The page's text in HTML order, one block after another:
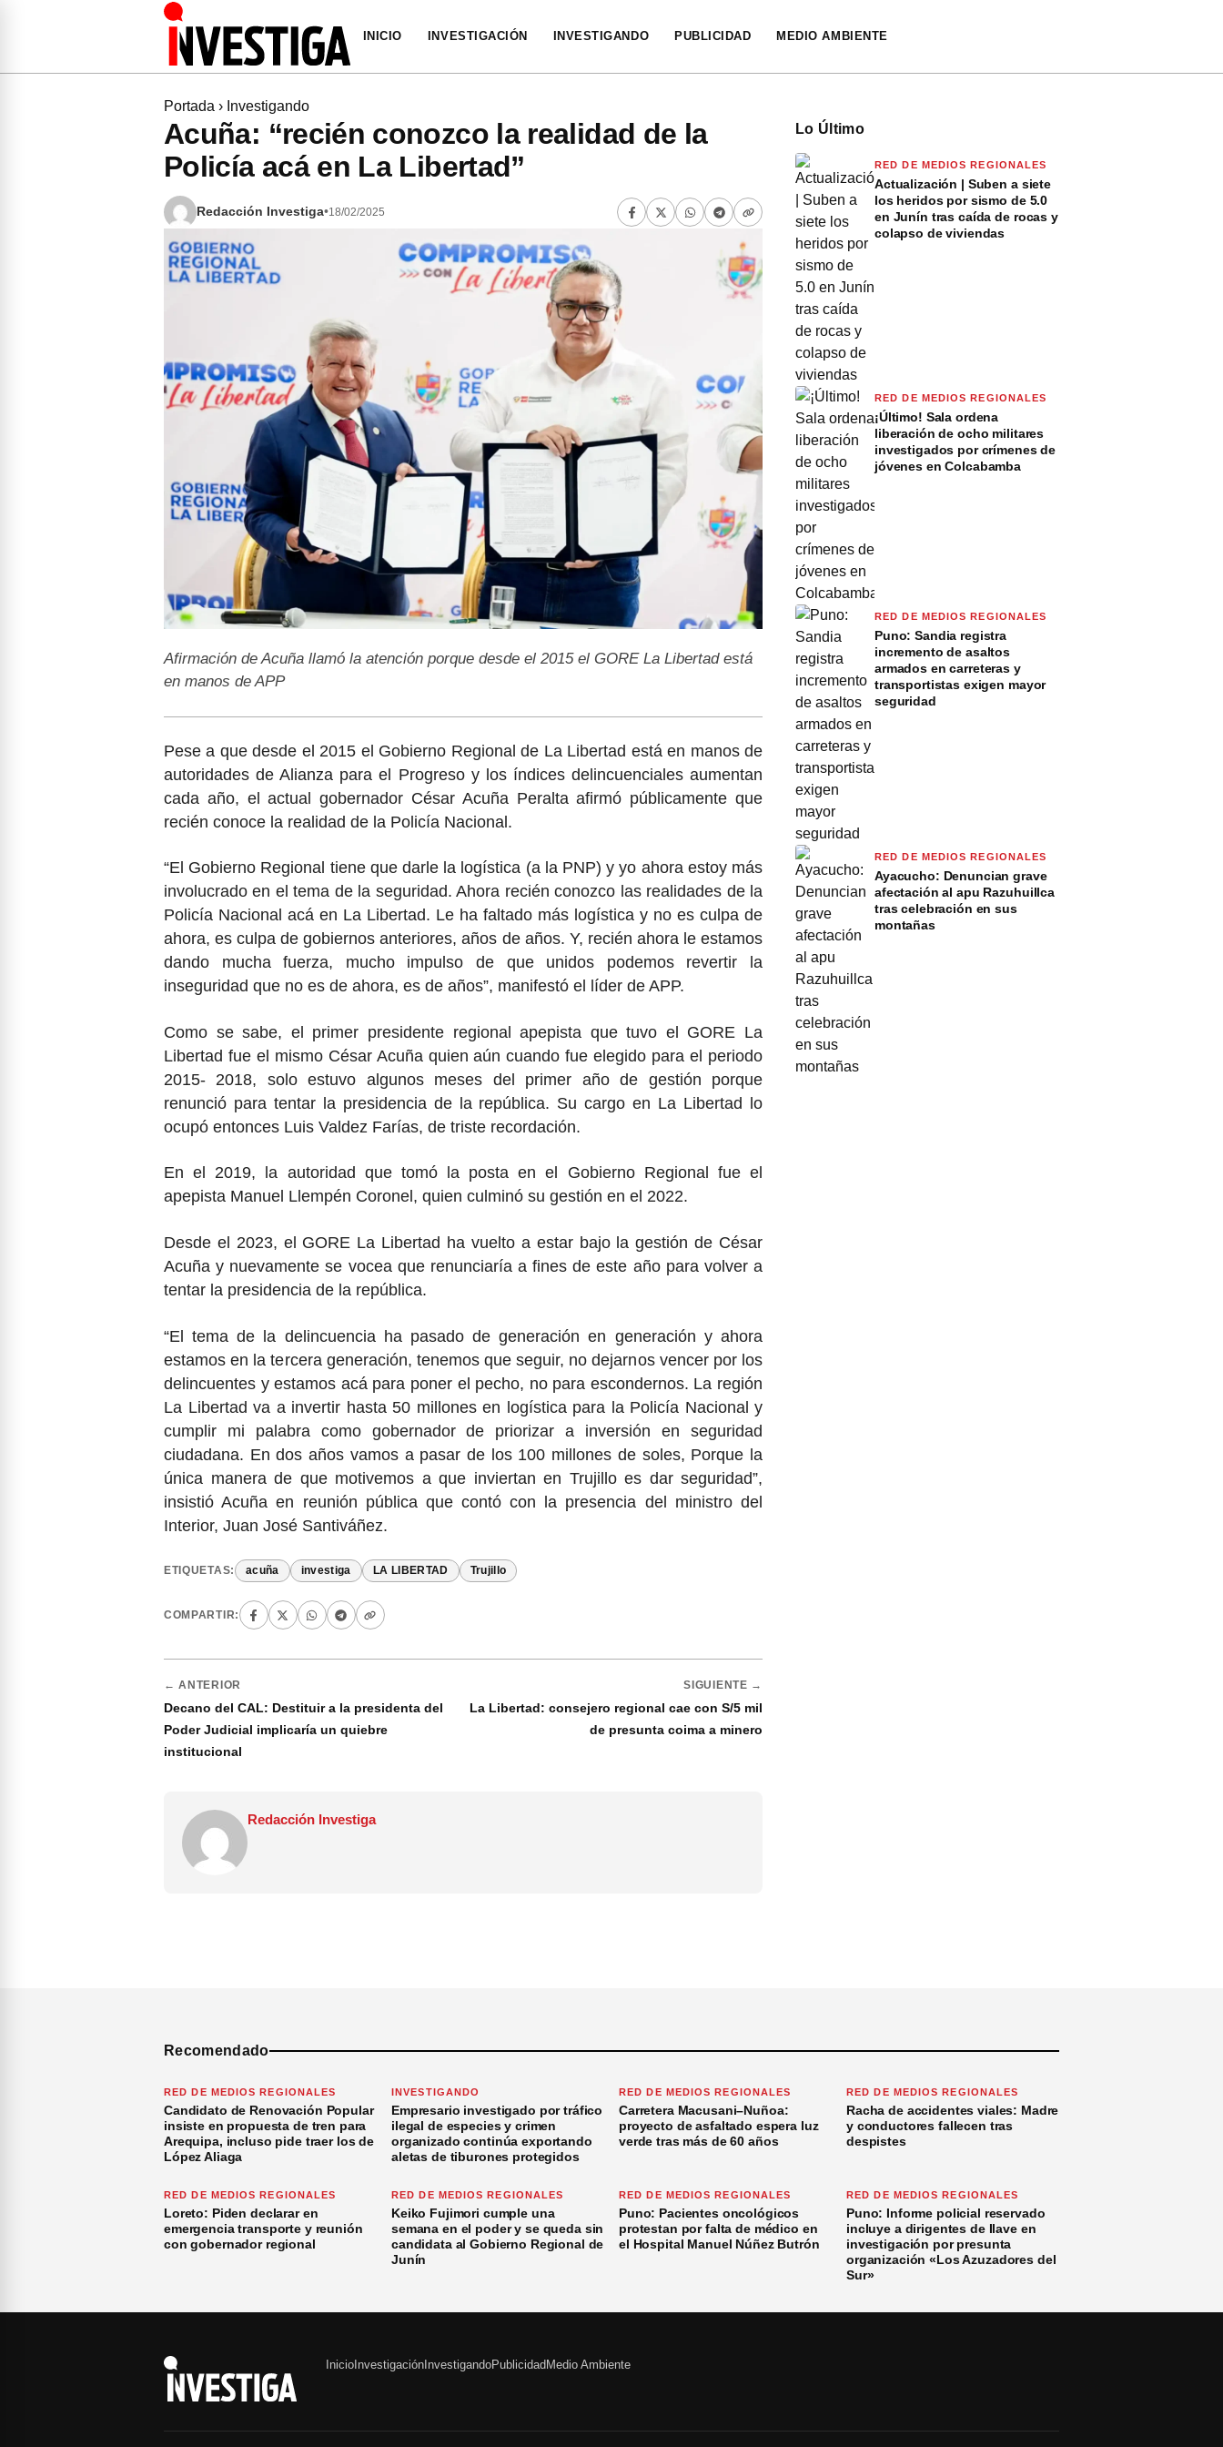
INICIO INVESTIGACIÓN INVESTIGANDO PUBLICIDAD MEDIO AMBIENTE
Portada › Investigando
Acuña: “recién conozco la realidad de la
Policía acá en La Libertad”
Redacción Investiga•18/02/2025
Afirmación de Acuña llamó la atención porque desde el 2015 el GORE La Libertad está
en manos de APP
Pese a que desde el 2015 el Gobierno Regional de La Libertad está en manos de
autoridades de Alianza para el Progreso y los índices delincuenciales aumentan
cada año, el actual gobernador César Acuña Peralta afirmó públicamente que
recién conoce la realidad de la Policía Nacional.
“El Gobierno Regional tiene que darle la logística (a la PNP) y yo ahora estoy más
involucrado en el tema de la seguridad. Ahora recién conozco las realidades de la
Policía Nacional acá en La Libertad. Le ha faltado más logística y no es culpa de
ahora, es culpa de gobiernos anteriores, años de años. Y, recién ahora le estamos
dando mucha fuerza, mucho impulso de que unidos podemos revertir la
inseguridad que no es de ahora, es de años”, manifestó el líder de APP.
Como se sabe, el primer presidente regional apepista que tuvo el GORE La
Libertad fue el mismo César Acuña quien aún cuando fue elegido para el periodo
2015- 2018, solo estuvo algunos meses del primer año de gestión porque
renunció para tentar la presidencia de la república. Su cargo en La Libertad lo
ocupó entonces Luis Valdez Farías, de triste recordación.
En el 2019, la autoridad que tomó la posta en el Gobierno Regional fue el
apepista Manuel Llempén Coronel, quien culminó su gestión en el 2022.
Desde el 2023, el GORE La Libertad ha vuelto a estar bajo la gestión de César
Acuña y nuevamente se vocea que renunciaría a fines de este año para volver a
tentar la presidencia de la república.
“El tema de la delincuencia ha pasado de generación en generación y ahora
estamos en la tercera generación, tenemos que seguir, no dejarnos vencer por los
delincuentes y estamos acá para poner el pecho, no para escondernos. La región
La Libertad va a invertir hasta 50 millones en logística para la Policía Nacional y
cumplir mi palabra como gobernador de priorizar a inversión en seguridad
ciudadana. En dos años vamos a pasar de los 100 millones de soles, Porque la
única manera de que motivemos a que inviertan en Trujillo es dar seguridad”,
insistió Acuña en reunión pública que contó con la presencia del ministro del
Interior, Juan José Santiváñez.
ETIQUETAS: acuña investiga LA LIBERTAD Trujillo
COMPARTIR:
← ANTERIOR
Decano del CAL: Destituir a la presidenta del
Poder Judicial implicaría un quiebre
institucional
SIGUIENTE →
La Libertad: consejero regional cae con S/5 mil
de presunta coima a minero
Redacción Investiga
Lo Último
RED DE MEDIOS REGIONALES
Actualización | Suben a siete
los heridos por sismo de 5.0
en Junín tras caída de rocas y
colapso de viviendas
RED DE MEDIOS REGIONALES
¡Último! Sala ordena
liberación de ocho militares
investigados por crímenes de
jóvenes en Colcabamba
RED DE MEDIOS REGIONALES
Puno: Sandia registra
incremento de asaltos
armados en carreteras y
transportistas exigen mayor
seguridad
RED DE MEDIOS REGIONALES
Ayacucho: Denuncian grave
afectación al apu Razuhuillca
tras celebración en sus
montañas
Recomendado
RED DE MEDIOS REGIONALES
Candidato de Renovación Popular
insiste en propuesta de tren para
Arequipa, incluso pide traer los de
López Aliaga
INVESTIGANDO
Empresario investigado por tráfico
ilegal de especies y crimen
organizado continúa exportando
aletas de tiburones protegidos
RED DE MEDIOS REGIONALES
Carretera Macusani–Nuñoa:
proyecto de asfaltado espera luz
verde tras más de 60 años
RED DE MEDIOS REGIONALES
Racha de accidentes viales: Madre
y conductores fallecen tras
despistes
RED DE MEDIOS REGIONALES
Loreto: Piden declarar en
emergencia transporte y reunión
con gobernador regional
RED DE MEDIOS REGIONALES
Keiko Fujimori cumple una
semana en el poder y se queda sin
candidata al Gobierno Regional de
Junín
RED DE MEDIOS REGIONALES
Puno: Pacientes oncológicos
protestan por falta de médico en
el Hospital Manuel Núñez Butrón
RED DE MEDIOS REGIONALES
Puno: Informe policial reservado
incluye a dirigentes de Ilave en
investigación por presunta
organización «Los Azuzadores del
Sur»
Inicio Investigación InvestigandoPublicidad Medio Ambiente